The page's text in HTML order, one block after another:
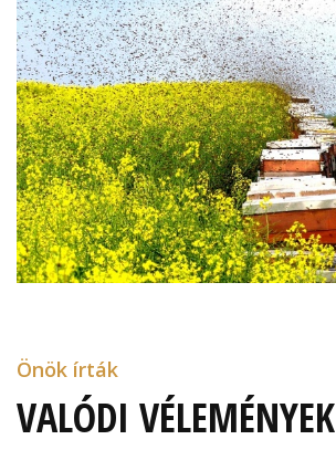
Önök írták
VALÓDI VÉLEMÉNYEK